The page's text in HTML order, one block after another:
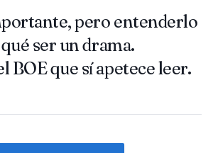
pero entenderlo
ser un drama.
BOE que sí apetece leer.